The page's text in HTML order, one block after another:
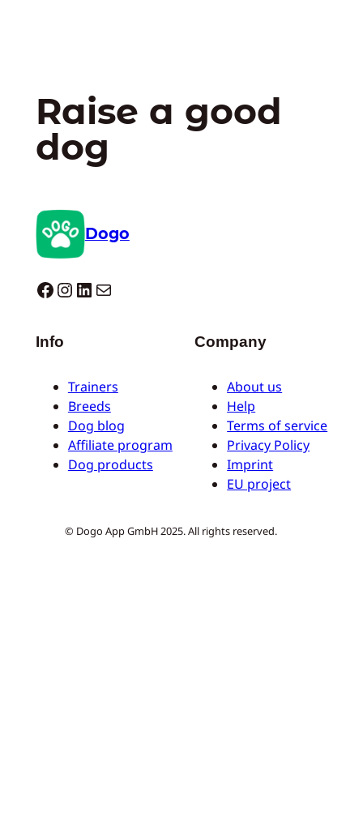
Raise a good
dog
Dogo
Dogo facebook InstagramLinkedIn E-mail
Info
Trainers
Breeds
Dog blog
Affiliate program
Dog products
Company
About us
Help
Terms of service
Privacy Policy
Imprint
EU project
© Dogo App GmbH 2025. All rights reserved.